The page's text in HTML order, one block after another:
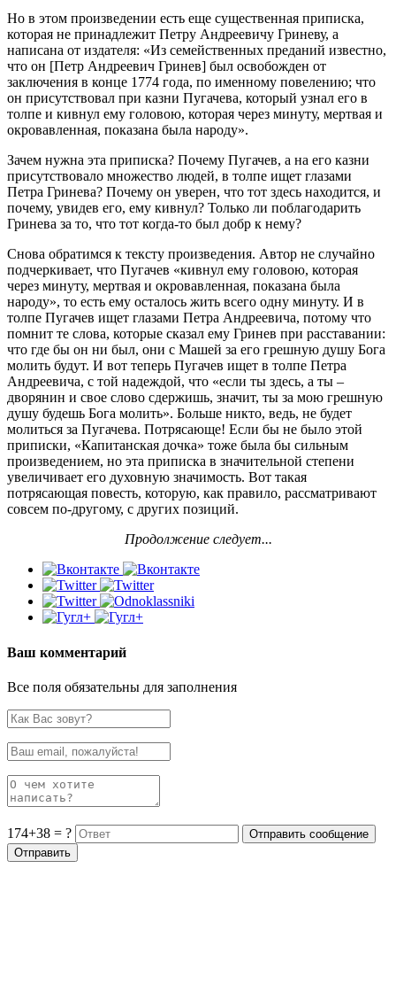
Но в этом произведении есть еще существенная приписка,
которая не принадлежит Петру Андреевичу Гриневу, а
написана от издателя: «Из семейственных преданий известно,
что он [Петр Андреевич Гринев] был освобожден от
заключения в конце 1774 года, по именному повелению; что
он присутствовал при казни Пугачева, который узнал его в
толпе и кивнул ему головою, которая через минуту, мертвая и
окровавленная, показана была народу».
Зачем нужна эта приписка? Почему Пугачев, а на его казни
присутствовало множество людей, в толпе ищет глазами
Петра Гринева? Почему он уверен, что тот здесь находится, и
почему, увидев его, ему кивнул? Только ли поблагодарить
Гринева за то, что тот когда-то был добр к нему?
Снова обратимся к тексту произведения. Автор не случайно
подчеркивает, что Пугачев «кивнул ему головою, которая
через минуту, мертвая и окровавленная, показана была
народу», то есть ему осталось жить всего одну минуту. И в
толпе Пугачев ищет глазами Петра Андреевича, потому что
помнит те слова, которые сказал ему Гринев при расставании:
что где бы он ни был, они с Машей за его грешную душу Бога
молить будут. И вот теперь Пугачев ищет в толпе Петра
Андреевича, с той надеждой, что «если ты здесь, а ты –
дворянин и свое слово сдержишь, значит, ты за мою грешную
душу будешь Бога молить». Больше никто, ведь, не будет
молиться за Пугачева. Потрясающе! Если бы не было этой
приписки, «Капитанская дочка» тоже была бы сильным
произведением, но эта приписка в значительной степени
увеличивает его духовную значимость. Вот такая
потрясающая повесть, которую, как правило, рассматривают
совсем по-другому, с других позиций.
Продолжение следует...
Ваш комментарий
Все поля обязательны для заполнения
174+38 = ?